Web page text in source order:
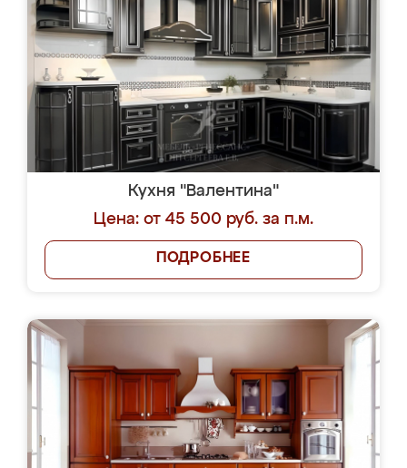
Кухня "Валентина"
Цена: от 45 500 руб. за п.м.
ПОДРОБНЕЕ